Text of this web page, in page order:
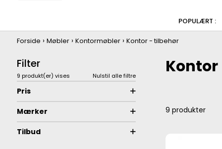
Filter
9 produkt(er) vises Nulstil alle filtre
Pris
Mærker
Tilbud
Forside › Møbler› Kontormøbler› Kontor - tilbehør
9 produkter